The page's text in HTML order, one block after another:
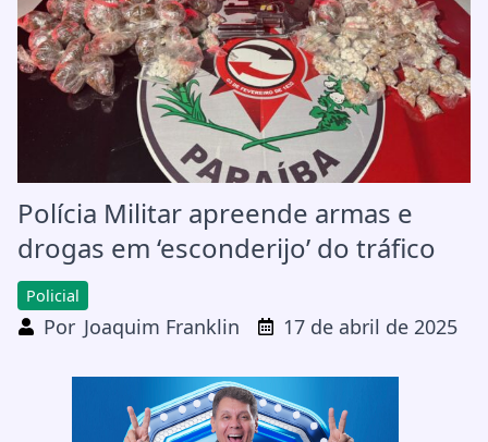
Polícia Militar apreende armas e
drogas em ‘esconderijo’ do tráfico
Policial
Por Joaquim Franklin 17 de abril de 2025